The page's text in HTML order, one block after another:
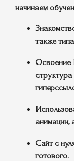
начинаем
также
Освоение
анимации,
Сайт с
готового.